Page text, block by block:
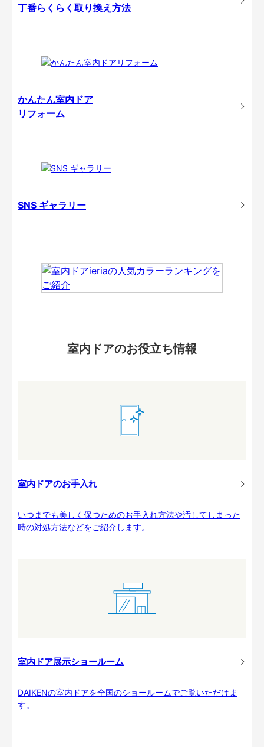
丁番らくらく取り換え方法
かんたん室内ドア
リフォーム
SNS ギャラリー
室内ドアのお役立ち情報
室内ドアのお手入れ
いつまでも美しく保つためのお手入れ方法や汚してしまった
時の対処方法などをご紹介します。
室内ドア展示ショールーム
DAIKENの室内ドアを全国のショールームでご覧いただけま
す。